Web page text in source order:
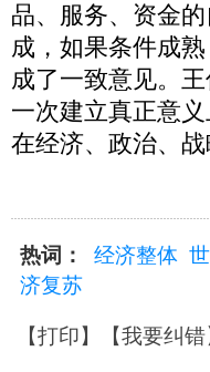
品、服务、资金
成，如果条件成
成了一致意见。
一次建立真正意
在经济、政治、
热词： 经济整体
济复苏
【打印】【我要纠错